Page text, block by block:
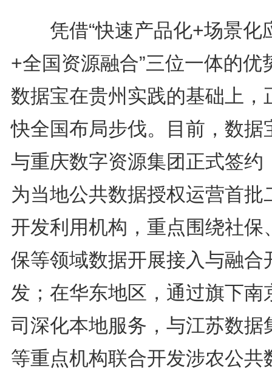
凭借“快速产品化+场景化
+全国资源融合”三位一体的优
数据宝在贵州实践的基础上，
快全国布局步伐。目前，数据
与重庆数字资源集团正式签约
为当地公共数据授权运营首批
开发利用机构，重点围绕社保
保等领域数据开展接入与融合
发；在华东地区，通过旗下南
司深化本地服务，与江苏数据
等重点机构联合开发涉农公共